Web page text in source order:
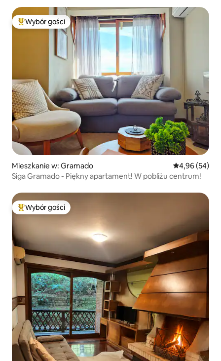
Najpopularniejsze z kategorii Wybór gości
Wybór gości
Mieszkanie w: Gramado Średnia
4,96 (54)
Siga Gramado - Piękny apartament! W pobliżu centrum!
Najpopularniejsze z kategorii Wybór gości
Wybór gości